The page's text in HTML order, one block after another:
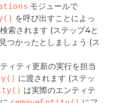
モジュールで
を呼び出すことによっ
索されます (ステップ4と
つかったとしましょう (ス
ィティ更新の実行を担当
に渡されます (ステッ
は実際のエンティテ